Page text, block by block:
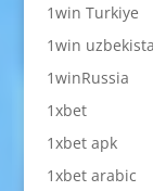
1win Turkiye
1win
1winRussia
1xbet
1xbet apk
1xbet arabic